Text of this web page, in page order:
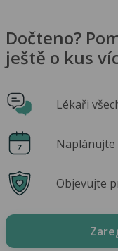
Dočteno?
ještě o kus
Lékaři
Naplánujte
Objevujte